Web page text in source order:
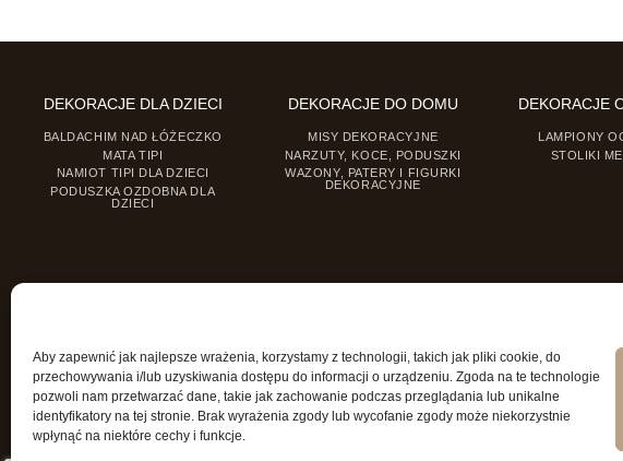
Aby zapewnić jak najlepsze wrażenia, korzystamy z technologii, takich jak pliki cookie, do
przechowywania i/lub uzyskiwania dostępu do informacji o urządzeniu. Zgoda na te technologie
pozwoli nam przetwarzać dane, takie jak zachowanie podczas przeglądania lub unikalne
identyfikatory na tej stronie. Brak wyrażenia zgody lub wycofanie zgody może niekorzystnie
wpłynąć na niektóre cechy i funkcje.
DEKORACJE DLA DZIECI
BALDACHIM NAD ŁÓŻECZKO
MATA TIPI
NAMIOT TIPI DLA DZIECI
PODUSZKA OZDOBNA DLA
DZIECI
DEKORACJE DO DOMU
MISY DEKORACYJNE
NARZUTY, KOCE, PODUSZKI
WAZONY, PATERY I FIGURKI
DEKORACYJNE
DEKORACJE
LAMPIONY
STOLIKI